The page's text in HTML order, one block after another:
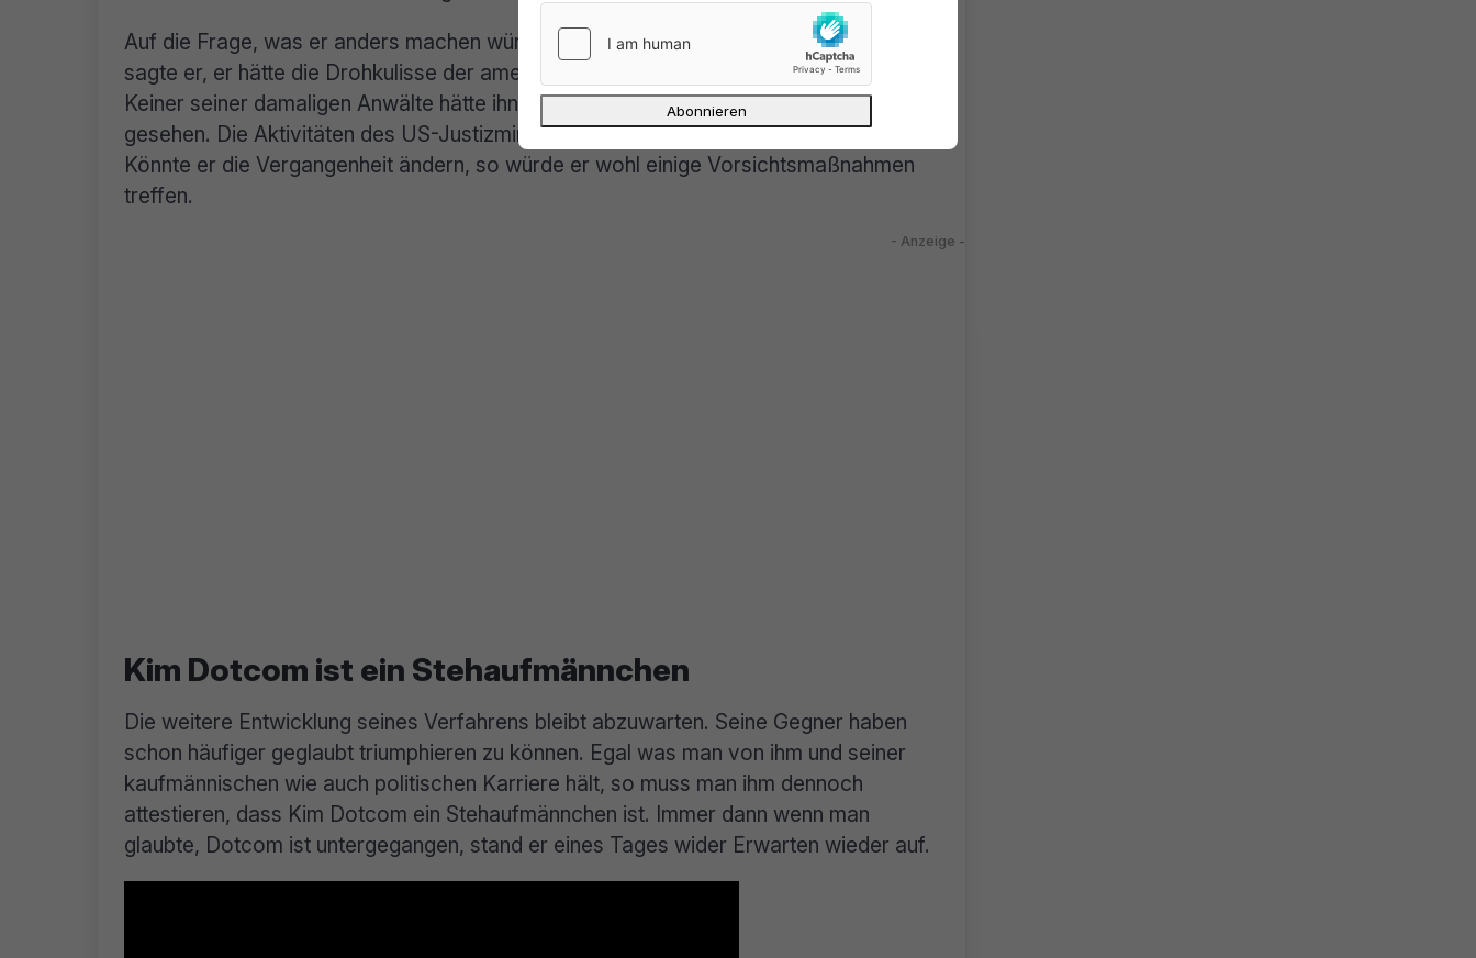
Auf die Frage, was er anders machen würde, könnte er die Vergangenheit ändern,
sagte er, er hätte die Drohkulisse der amerikanischen Filmstudios ernster genommen.
Keiner seiner damaligen Anwälte hätte ihn oder Megaupload in ernsthafter Gefahr
gesehen. Die Aktivitäten des US-Justizministeriums hätten ihn komplett überrascht.
Könnte er die Vergangenheit ändern, so würde er wohl einige Vorsichtsmaßnahmen
treffen.
Kim Dotcom ist ein Stehaufmännchen
Die weitere Entwicklung seines Verfahrens bleibt abzuwarten. Seine Gegner haben
schon häufiger geglaubt triumphieren zu können. Egal was man von ihm und seiner
kaufmännischen wie auch politischen Karriere hält, so muss man ihm dennoch
attestieren, dass Kim Dotcom ein Stehaufmännchen ist. Immer dann wenn man
glaubte, Dotcom ist untergegangen, stand er eines Tages wider Erwarten wieder auf.